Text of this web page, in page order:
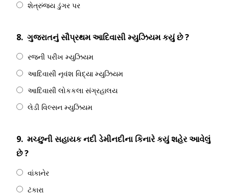
શેત્રુંજય ડુંગર પર
8. ગુજરાતનું સૌપ્રથમ આદિવાસી મ્યુઝિયમ કયું છે ?
રજની પરીખ મ્યુઝિયમ
આદિવાસી નૃવંશ વિદ્યા મ્યુઝિયમ
આદિવાસી લોકકલા સંગ્રહાલય
લેડી વિલ્સન મ્યુઝિયમ
9. મચ્છુની સહાયક નદી ડેમીનદીના કિનારે કયું શહેર આવેલું
છે ?
વાંકાનેર
ટંકારા